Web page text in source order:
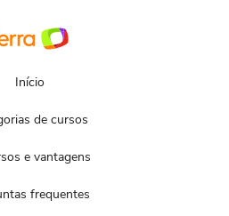
Início
de cursos
e vantagens
frequentes